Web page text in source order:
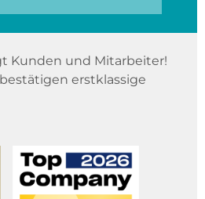
Kunden und Mitarbeiter!
erstklassige